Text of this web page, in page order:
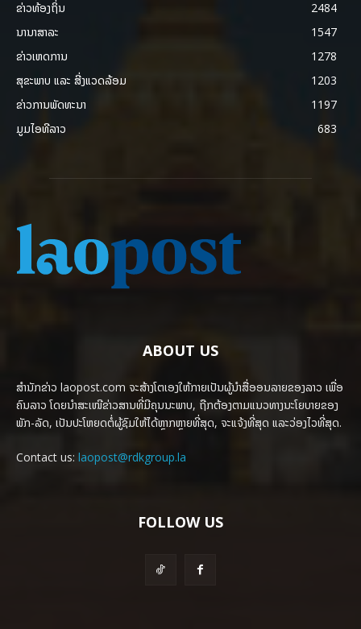
ຂ່າວທ້ອງຖິ່ນ
2484
ນານາສາລະ
1547
ຂ່າວເຫດການ
1278
ສຸຂະພາບ ແລະ ສີ່ງແວດລ້ອມ
1203
ຂ່າວການພັດທະນາ
1197
ມູມໄອທີລາວ
683
ABOUT US
ສຳນັກຂ່າວ laopost.com ຈະສ້າງໂຕເອງໃຫ້ກາຍເປັນຜູ້ນຳສື່ອອນລາຍຂອງລາວ ເພື່ອ
ຄົນລາວ ໂດຍນຳສະເໜີຂ່າວສານທີ່ມີຄຸນນະພາບ, ຖືກຕ້ອງຕາມແນວທາງນະໂຍບາຍຂອງ
ພັກ-ລັດ, ເປັນປະໂຫຍດຕໍ່ຜູ້ຊົມໃຫ້ໄດ້ຫຼາກຫຼາຍທີ່ສຸດ, ຈະແຈ້ງທີ່ສຸດ ແລະວ່ອງໄວທີ່ສຸດ.
Contact us: laopost@rdkgroup.la
FOLLOW US